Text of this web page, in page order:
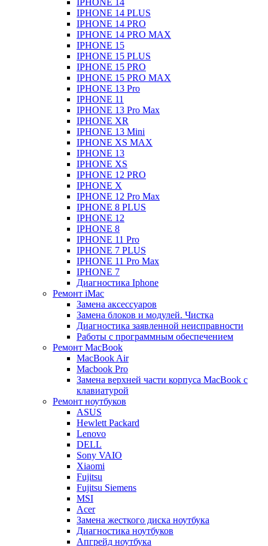
IPHONE 14
IPHONE 14 PLUS
IPHONE 14 PRO
IPHONE 14 PRO MAX
IPHONE 15
IPHONE 15 PLUS
IPHONE 15 PRO
IPHONE 15 PRO MAX
IPHONE 13 Pro
IPHONE 11
IPHONE 13 Pro Max
IPHONE XR
IPHONE 13 Mini
IPHONE XS MAX
IPHONE 13
IPHONE XS
IPHONE 12 PRO
IPHONE X
IPHONE 12 Pro Max
IPHONE 8 PLUS
IPHONE 12
IPHONE 8
IPHONE 11 Pro
IPHONE 7 PLUS
IPHONE 11 Pro Max
IPHONE 7
Диагностика Iphone
Ремонт iMac
Замена аксессуаров
Замена блоков и модулей. Чистка
Диагностика заявленной неисправности
Работы с программным обеспечением
Ремонт MacBook
MacBook Air
Macbook Pro
Замена верхней части корпуса MacBook с
клавиатурой
Ремонт ноутбуков
ASUS
Hewlett Packard
Lenovo
DELL
Sony VAIO
Xiaomi
Fujitsu
Fujitsu Siemens
MSI
Acer
Замена жесткого диска ноутбука
Диагностика ноутбуков
Апгрейд ноутбука